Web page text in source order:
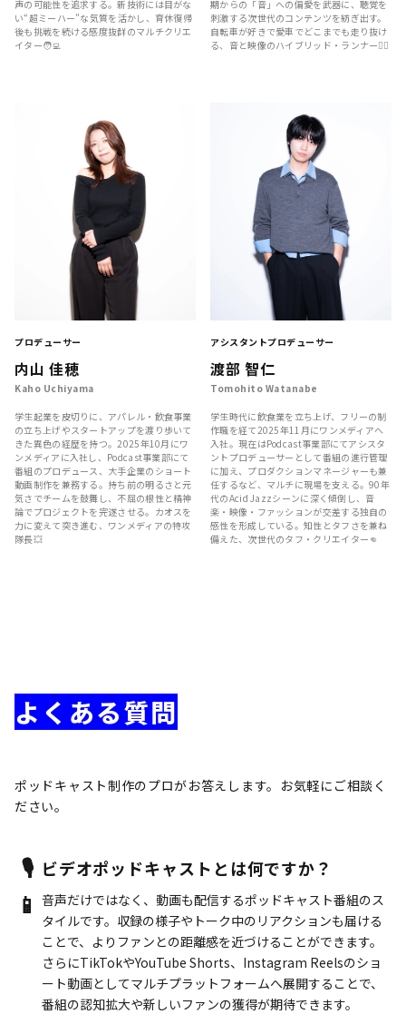
声の可能性を追求する。新技術には目がな
い“超ミーハー”な気質を活かし、育休復帰
後も挑戦を続ける感度抜群のマルチクリエ
イター🧑‍💻
期からの「音」への偏愛を武器に、聴覚を
刺激する次世代のコンテンツを紡ぎ出す。
自転車が好きで愛車でどこまでも走り抜け
る、音と映像のハイブリッド・ランナー🚴‍♂️
プロデューサー
内山 佳穂
Kaho Uchiyama
学生起業を皮切りに、アパレル・飲食事業
の立ち上げやスタートアップを渡り歩いて
きた異色の経歴を持つ。2025年10月にワ
ンメディアに入社し、Podcast事業部にて
番組のプロデュース、大手企業のショート
動画制作を兼務する。持ち前の明るさと元
気さでチームを鼓舞し、不屈の根性と精神
論でプロジェクトを完遂させる。カオスを
力に変えて突き進む、ワンメディアの特攻
隊長💥
アシスタントプロデューサー
渡部 智仁
Tomohito Watanabe
学生時代に飲食業を立ち上げ、フリーの制
作職を経て2025年11月にワンメディアへ
入社。現在はPodcast事業部にてアシスタ
ントプロデューサーとして番組の進行管理
に加え、プロダクションマネージャーも兼
任するなど、マルチに現場を支える。90年
代のAcid Jazzシーンに深く傾倒し、音
楽・映像・ファッションが交差する独自の
感性を形成している。知性とタフさを兼ね
備えた、次世代のタフ・クリエイター👊
よくある質問
ポッドキャスト制作のプロがお答えします。お気軽にご相談く
ださい。
🎙️ ビデオポッドキャストとは何ですか？
📱 音声だけではなく、動画も配信するポッドキャスト番組のス
タイルです。収録の様子やトーク中のリアクションも届ける
ことで、よりファンとの距離感を近づけることができます。
さらにTikTokやYouTube Shorts、Instagram Reelsのショ
ート動画としてマルチプラットフォームへ展開することで、
番組の認知拡大や新しいファンの獲得が期待できます。